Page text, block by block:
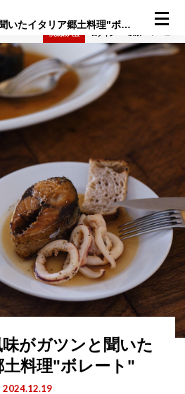
にんにくの風味がガツンと聞いたイタリア郷土料理"ボレート"
がガツンと聞いた
土料理"ボレート"
2024.12.19